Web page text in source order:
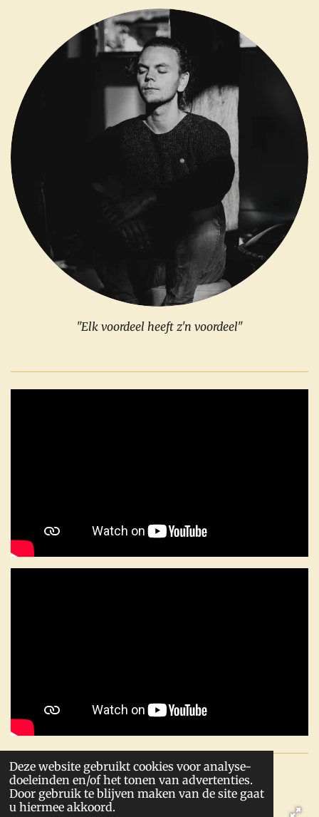
Deze website gebruikt cookies voor analyse-
doeleinden en/of het tonen van advertenties.
Door gebruik te blijven maken van de site gaat
u hiermee akkoord.
"Elk voordeel heeft z'n voordeel"
Werkte met de volgende bedrijven: